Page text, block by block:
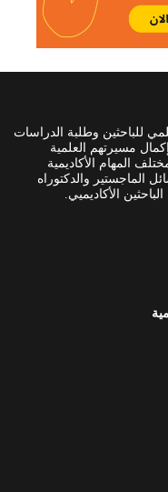
للباحثين وطلبة الدراسات
مسيرتهم العلمية
المهام الأكاديمية
الماجستير والدكتوراه
الأكاديميي.